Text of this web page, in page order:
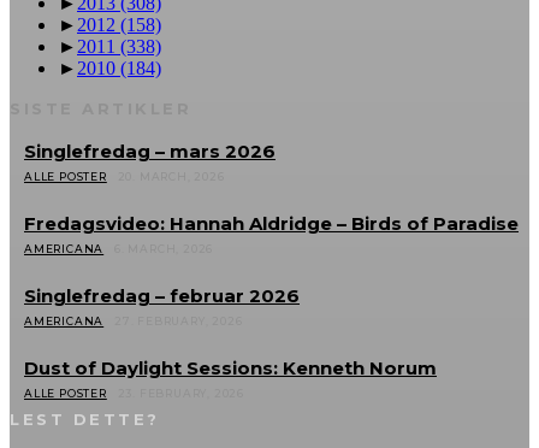
► 2012 (158)
► 2011 (338)
► 2010 (184)
Singlefredag – mars 2026
ALLE POSTER
Fredagsvideo: Hannah Aldridge – Birds of Paradise
AMERICANA
Singlefredag – februar 2026
AMERICANA
Dust of Daylight Sessions: Kenneth Norum
ALLE POSTER
LEST DETTE?